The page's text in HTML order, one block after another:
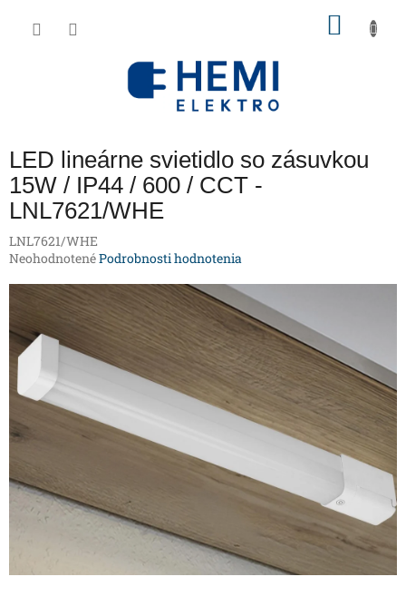
LED lineárne svietidlo so zásuvkou
15W / IP44 / 600 / CCT -
LNL7621/WHE
LNL7621/WHE
Priemerné
produktu
0,0
z
hviezdičiek.
NeohodnotenéPodrobnosti hodnotenia